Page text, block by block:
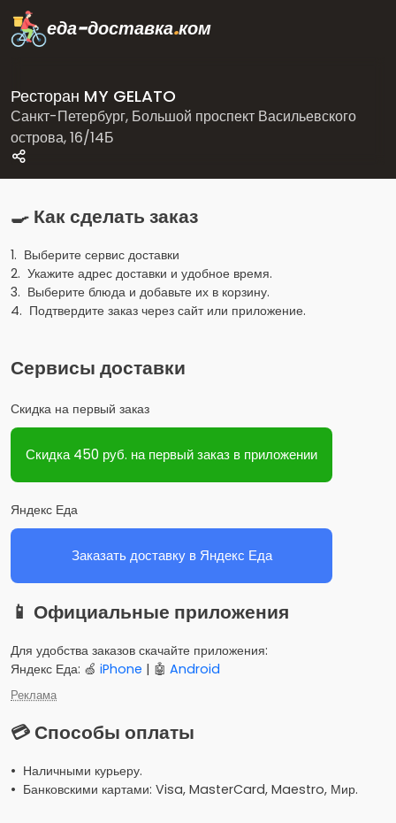
еда-доставка.ком
Ресторан MY GELATO
Санкт-Петербург, Большой проспект Васильевского
острова, 16/14Б
🍳 Как сделать заказ
1. Выберите сервис доставки
2. Укажите адрес доставки и удобное время.
3. Выберите блюда и добавьте их в корзину.
4. Подтвердите заказ через сайт или приложение.
Сервисы доставки
Скидка на первый заказ
Скидка 450 руб. на первый заказ в приложении
Яндекс Еда
Заказать доставку в Яндекс Еда
📱 Официальные приложения
Для удобства заказов скачайте приложения:
Яндекс Еда: 🍏 iPhone | 🤖 Android
Реклама
💳 Способы оплаты
• Наличными курьеру.
• Банковскими картами: Visa, MasterCard, Maestro, Мир.